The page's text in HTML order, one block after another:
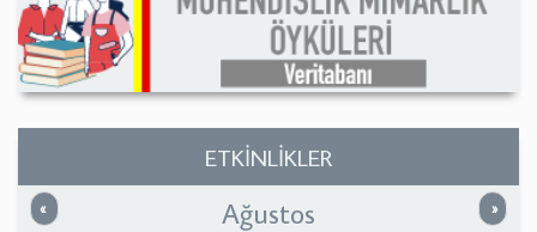
ETKİNLİKLER
« Önceki »
Ağustos